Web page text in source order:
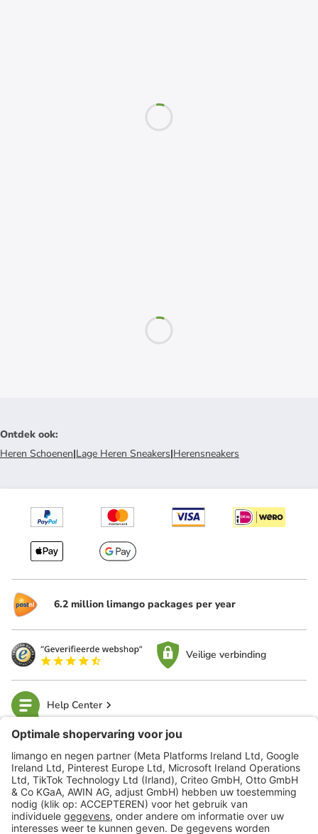
Ontdek ook:
Heren Schoenen|Lage Heren Sneakers|Herensneakers
6.2 million limango packages per year
Veilige verbinding
Help Center
limango
Veilig winkelen
Klantenservice